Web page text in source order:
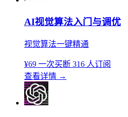
AI视觉算法入门与调优
视觉算法一键精通
¥69 一次买断 316 人订阅
查看详情 →